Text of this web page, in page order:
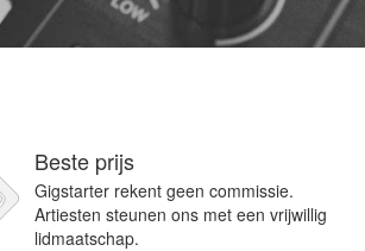
Beste prijs
Gigstarter rekent geen commissie.
Artiesten steunen ons met een vrijwillig
lidmaatschap.